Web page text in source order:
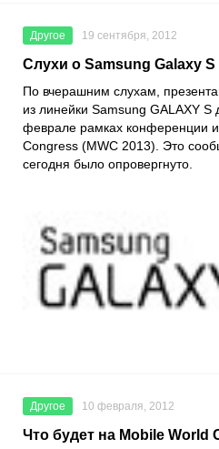
Другое 19 сентября, 2012
Слухи о Samsung Galaxy
По вчерашним слухам,
из линейки Samsung GALAXY S
феврале рамках конференции
Congress (MWC 2013). Это
сегодня было опровергнуто.
Другое 10 февраля, 2012
Что будет на Mobile World